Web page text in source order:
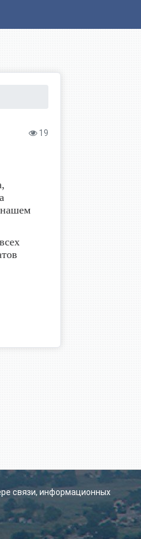
19
нашем
связи, информационных